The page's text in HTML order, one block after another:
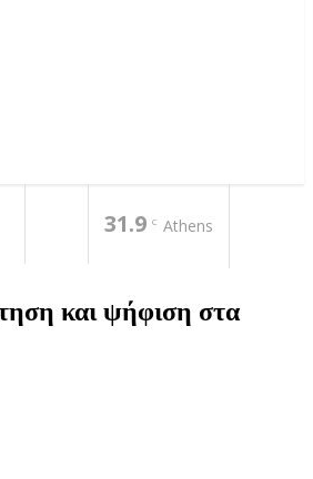
31.9 C Athens
και ψήφιση στα